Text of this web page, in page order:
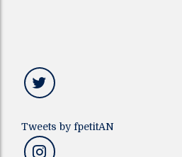
Tweets by fpetitAN